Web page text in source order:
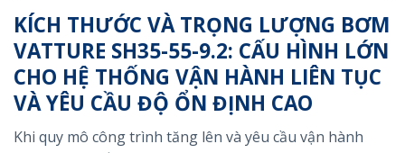
KÍCH THƯỚC VÀ TRỌNG LƯỢNG BƠM
VATTURE SH35-55-9.2: CẤU HÌNH LỚN
CHO HỆ THỐNG VẬN HÀNH LIÊN TỤC
VÀ YÊU CẦU ĐỘ ỔN ĐỊNH CAO
Khi quy mô công trình tăng lên và yêu cầu vận hành